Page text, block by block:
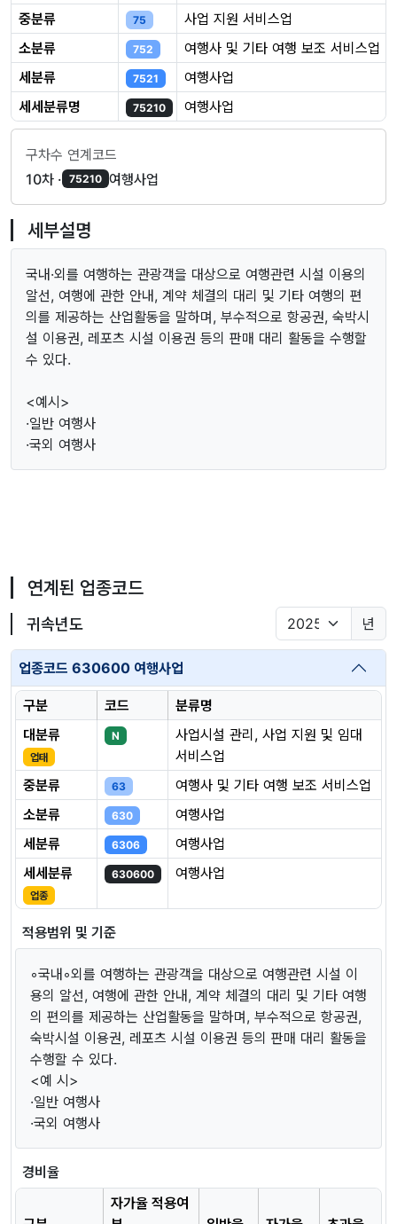
중분류
75
사업 지원 서비스업
소분류
752
여행사 및 기타 여행 보조 서비스업
세분류
7521
여행사업
세세분류명
75210 여행사업
구차수 연계코드
10차 · 75210 여행사업
세부설명
국내·외를 여행하는 관광객을 대상으로 여행관련 시설 이용의
알선, 여행에 관한 안내, 계약 체결의 대리 및 기타 여행의 편
의를 제공하는 산업활동을 말하며, 부수적으로 항공권, 숙박시
설 이용권, 레포츠 시설 이용권 등의 판매 대리 활동을 수행할
수 있다.
<예시>
·일반 여행사
·국외 여행사
연계된 업종코드
귀속년도 년
업종코드 630600 여행사업
구분 코드
분류명
대분류
업태
N
사업시설 관리, 사업 지원 및 임대
서비스업
중분류
63
여행사 및 기타 여행 보조 서비스업
소분류
630
여행사업
세분류
6306
여행사업
세세분류
업종
630600 여행사업
적용범위 및 기준
◦국내◦외를 여행하는 관광객을 대상으로 여행관련 시설 이
용의 알선, 여행에 관한 안내, 계약 체결의 대리 및 기타 여행
의 편의를 제공하는 산업활동을 말하며, 부수적으로 항공권,
숙박시설 이용권, 레포츠 시설 이용권 등의 판매 대리 활동을
수행할 수 있다.
<예 시>
·일반 여행사
·국외 여행사
경비율
자가율 적용여